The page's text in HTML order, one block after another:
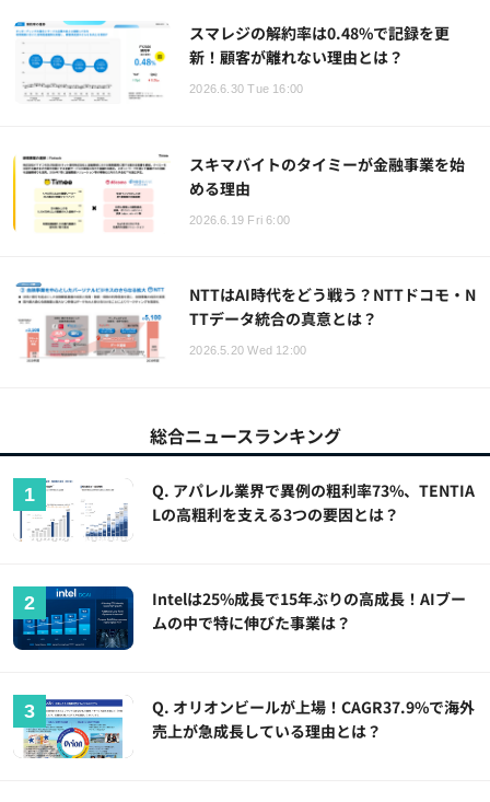
スマレジの解約率は0.48%で記録を更
新！顧客が離れない理由とは？
2026.6.30 Tue 16:00
スキマバイトのタイミーが金融事業を始
める理由
2026.6.19 Fri 6:00
NTTはAI時代をどう戦う？NTTドコモ・N
TTデータ統合の真意とは？
2026.5.20 Wed 12:00
総合ニュースランキング
Q. アパレル業界で異例の粗利率73%、TENTIA
Lの高粗利を支える3つの要因とは？
Intelは25%成長で15年ぶりの高成長！AIブー
ムの中で特に伸びた事業は？
Q. オリオンビールが上場！CAGR37.9%で海外
売上が急成長している理由とは？